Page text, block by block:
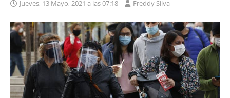
Jueves, 13 Mayo, 2021 a las 07:18 Freddy Silva